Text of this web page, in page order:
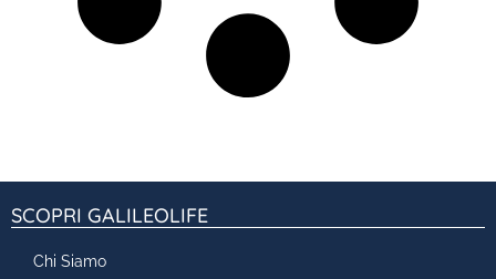
SCOPRI GALILEOLIFE
Chi Siamo